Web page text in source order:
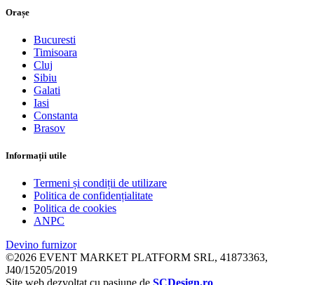
Orașe
Bucuresti
Timisoara
Cluj
Sibiu
Galati
Iasi
Constanta
Brasov
Informații utile
Termeni și condiții de utilizare
Politica de confidențialitate
Politica de cookies
ANPC
Devino furnizor
©2026 EVENT MARKET PLATFORM SRL, 41873363,
J40/15205/2019